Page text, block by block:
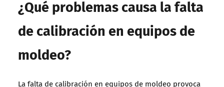
¿Qué problemas causa la falta
de calibración en equipos de
moldeo?
La falta de calibración en equipos de moldeo provoca